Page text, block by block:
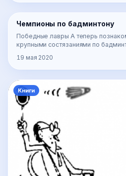
📚
Книги
Чемпионы по бадминтону
Победные лавры А теперь
крупными состязаниями по
…
19 мая 2020
Книги